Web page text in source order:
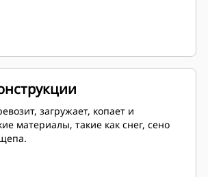
загружает, копает и
материалы, такие как снег, сено